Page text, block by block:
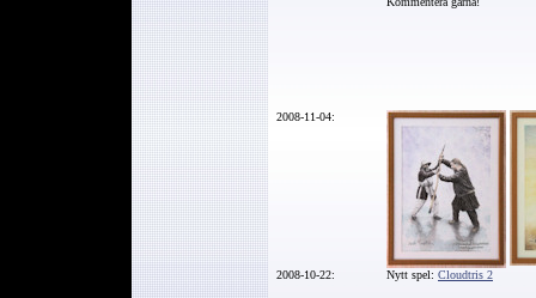
2008-11-04:
2008-10-22: Nytt spel: Cloudtris 2